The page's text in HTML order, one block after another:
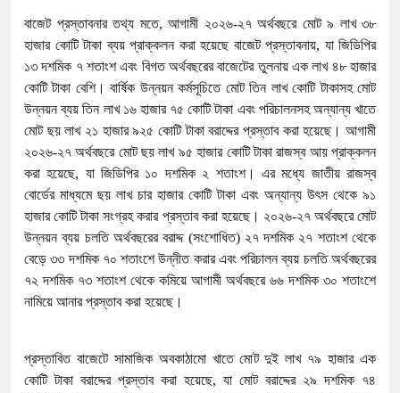
বাজেট প্রস্তাবনার তথ্য মতে, আগামী ২০২৬-২৭ অর্থবছরে মোট ৯ লাখ ৩৮
হাজার কোটি টাকা ব্যয় প্রাক্কলন করা হয়েছে বাজেট প্রস্তাবনায়, যা জিডিপির
১৩ দশমিক ৭ শতাংশ এবং বিগত অর্থবছরের বাজেটের তুলনায় এক লাখ ৪৮ হাজার
কোটি টাকা বেশি। বার্ষিক উন্নয়ন কর্মসূচিতে মোট তিন লাখ কোটি টাকাসহ মোট
উন্নয়ন ব্যয় তিন লাখ ১৬ হাজার ৭৫ কোটি টাকা এবং পরিচালনসহ অন্যান্য খাতে
মোট ছয় লাখ ২১ হাজার ৯২৫ কোটি টাকা বরাদ্দের প্রস্তাব করা হয়েছে। আগামী
২০২৬-২৭ অর্থবছরে মোট ছয় লাখ ৯৫ হাজার কোটি টাকা রাজস্ব আয় প্রাক্কলন
করা হয়েছে, যা জিডিপির ১০ দশমিক ২ শতাংশ। এর মধ্যে জাতীয় রাজস্ব
বোর্ডের মাধ্যমে ছয় লাখ চার হাজার কোটি টাকা এবং অন্যান্য উৎস থেকে ৯১
হাজার কোটি টাকা সংগ্রহ করার প্রস্তাব করা হয়েছে। ২০২৬-২৭ অর্থবছরে মোট
উন্নয়ন ব্যয় চলতি অর্থবছরের বরাদ্দ (সংশোধিত) ২৭ দশমিক ২৭ শতাংশ থেকে
বেড়ে ৩৩ দশমিক ৭০ শতাংশে উন্নীত করার এবং পরিচালন ব্যয় চলতি অর্থবছরের
৭২ দশমিক ৭৩ শতাংশ থেকে কমিয়ে আগামী অর্থবছরে ৬৬ দশমিক ৩০ শতাংশে
নামিয়ে আনার প্রস্তাব করা হয়েছে।
প্রস্তাবিত বাজেটে সামাজিক অবকাঠামো খাতে মোট দুই লাখ ৭৯ হাজার এক
কোটি টাকা বরাদ্দের প্রস্তাব করা হয়েছে, যা মোট বরাদ্দের ২৯ দশমিক ৭৪